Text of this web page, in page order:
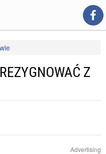
Z
Advertising